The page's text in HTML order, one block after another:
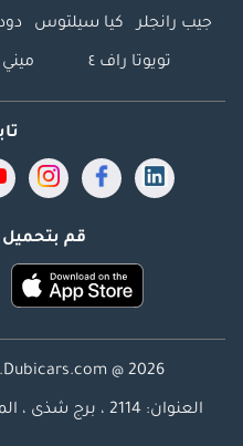
جيب رانجلر كيا سيلتوس
تويوتا راف ٤
قم بتحميل
Dubicars.com @ 2026. جميع الحقوق محفوظة.
العنوان: 2114 ، برج شذى ، المدينة الإعلامية ، دبي ، الإمارات